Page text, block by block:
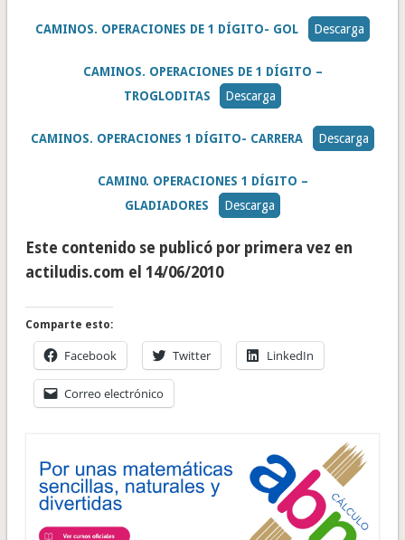
CAMINOS. OPERACIONES DE 1 DÍGITO- GOL Descarga
CAMINOS. OPERACIONES DE 1 DÍGITO –
TROGLODITAS
Descarga
CAMINOS. OPERACIONES 1 DÍGITO- CARRERA Descarga
CAMIN0. OPERACIONES 1 DÍGITO –
GLADIADORES
Descarga
Este contenido se publicó por primera vez en
actiludis.com el 14/06/2010
Comparte esto:
Facebook Twitter LinkedIn
Correo electrónico